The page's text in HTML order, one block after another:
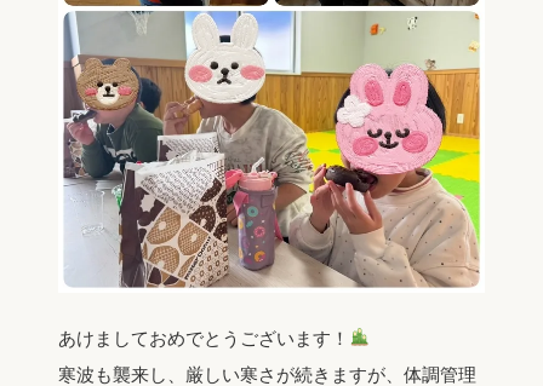
あけましておめでとうございます！
寒波も襲来し、厳しい寒さが続きますが、体調管理